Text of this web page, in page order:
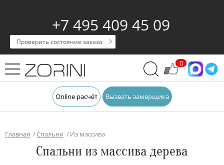
+7 495 409 45 09
Проверить состояние заказа
0
Online расчёт Вызвать замерщика
Главная Спальни Из массива
Спальни из массива дерева